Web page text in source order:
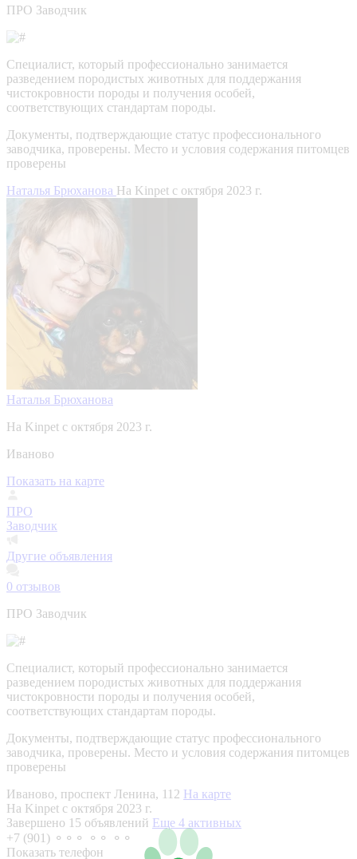
ПРО Заводчик
Специалист, который профессионально занимается
разведением породистых животных для поддержания
чистокровности породы и получения особей,
соответствующих стандартам породы.
Документы, подтверждающие статус профессионального
заводчика, проверены. Место и условия содержания питомцев
проверены
Наталья Брюханова На Kinpet c октября 2023 г.
Наталья Брюханова
На Kinpet c октября 2023 г.
Иваново
Показать на карте
ПРО
Заводчик
Другие объявления
0 отзывов
ПРО Заводчик
Специалист, который профессионально занимается
разведением породистых животных для поддержания
чистокровности породы и получения особей,
соответствующих стандартам породы.
Документы, подтверждающие статус профессионального
заводчика, проверены. Место и условия содержания питомцев
проверены
Иваново, проспект Ленина, 112 На карте
На Kinpet c октября 2023 г.
Завершено 15 объявлений Еще 4 активных
+7 (901) ⚬⚬⚬ ⚬⚬ ⚬⚬
Показать телефон